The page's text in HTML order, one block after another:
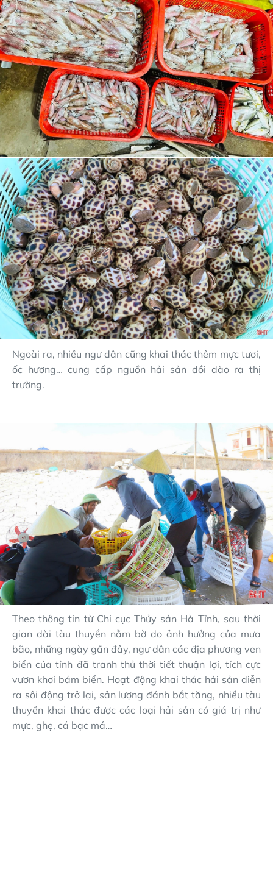
Ngoài ra, nhiều ngư dân cũng khai thác thêm mực tươi,
ốc hương… cung cấp nguồn hải sản dồi dào ra thị
trường.
Theo thông tin từ Chi cục Thủy sản Hà Tĩnh, sau thời
gian dài tàu thuyền nằm bờ do ảnh hưởng của mưa
bão, những ngày gần đây, ngư dân các địa phương ven
biển của tỉnh đã tranh thủ thời tiết thuận lợi, tích cực
vươn khơi bám biển. Hoạt động khai thác hải sản diễn
ra sôi động trở lại, sản lượng đánh bắt tăng, nhiều tàu
thuyền khai thác được các loại hải sản có giá trị như
mực, ghẹ, cá bạc má…